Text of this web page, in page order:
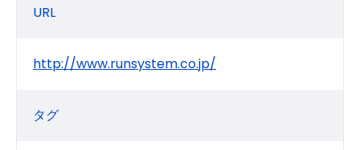
URL
http://www.runsystem.co.jp/
タグ